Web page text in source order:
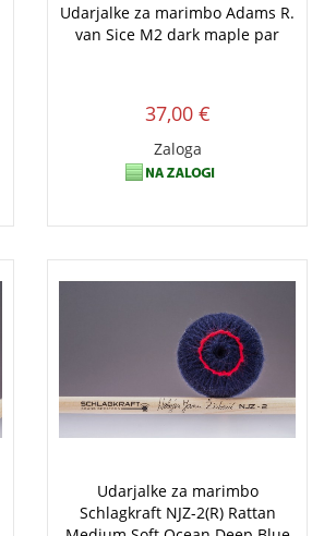
Udarjalke za marimbo Adams R.
van Sice M2 dark maple par
37,00 €
Zaloga
Udarjalke za marimbo
Schlagkraft NJZ-2(R) Rattan